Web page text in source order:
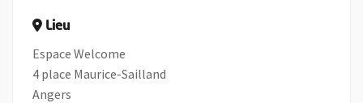
Lieu
Espace Welcome
4 place Maurice-Sailland
Angers